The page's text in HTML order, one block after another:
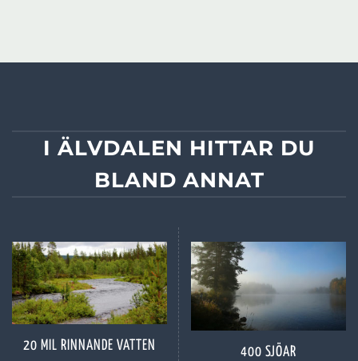
I ÄLVDALEN HITTAR DU
BLAND ANNAT
20 MIL RINNANDE VATTEN 400 SJÖAR